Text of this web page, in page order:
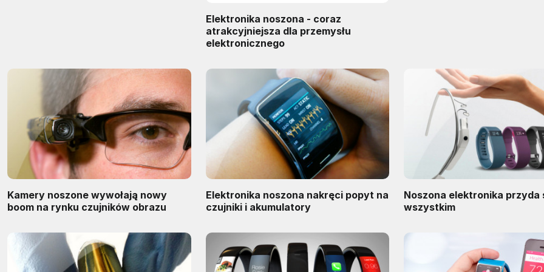
Elektronika noszona - coraz
atrakcyjniejsza dla przemysłu
elektronicznego
Kamery noszone wywołają nowy
boom na rynku czujników obrazu
Elektronika noszona nakręci popyt na
czujniki i akumulatory
Noszona elektronika przyda
wszystkim